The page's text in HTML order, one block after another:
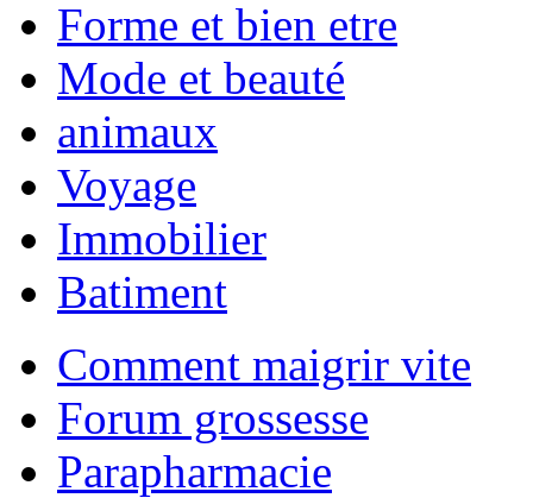
Forme et bien etre
Mode et beauté
animaux
Voyage
Immobilier
Batiment
Comment maigrir vite
Forum grossesse
Parapharmacie